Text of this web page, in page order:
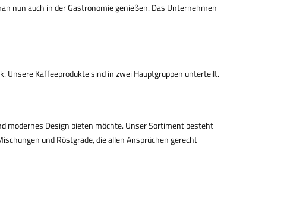
nun auch in der Gastronomie genießen. Das Unternehmen
Unsere Kaffeeprodukte sind in zwei Hauptgruppen unterteilt.
modernes Design bieten möchte. Unser Sortiment besteht
und Röstgrade, die allen Ansprüchen gerecht